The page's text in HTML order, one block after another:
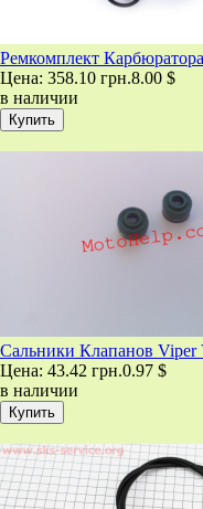
Ремкомплект
Цена: 358.10 грн.8.00 $
в наличии
Сальники Клапанов Viper
Цена: 43.42 грн.0.97 $
в наличии